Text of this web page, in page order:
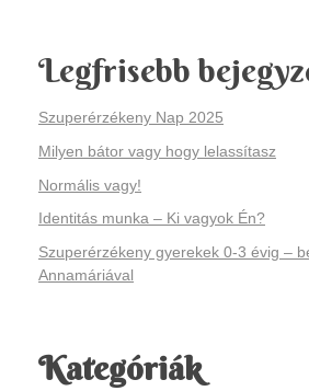
Legfrisebb
Szuperérzékeny Nap 2025
Milyen bátor vagy hogy lelassítasz
Normális vagy!
Identitás munka – Ki vagyok Én?
Szuperérzékeny gyerekek 0-3 évig –
Annamáriával
Kategóriák